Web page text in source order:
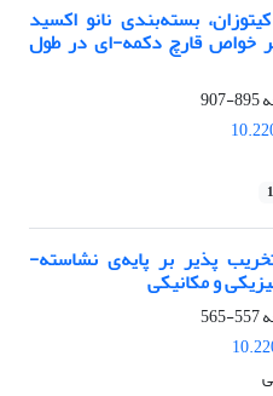
بسته‌بندی نانو اکسید
خواص قارچ دکمه-ای در طول
895-907
پذیر بر پایه‌ی نشاسته-
و مکانیکی
557-565